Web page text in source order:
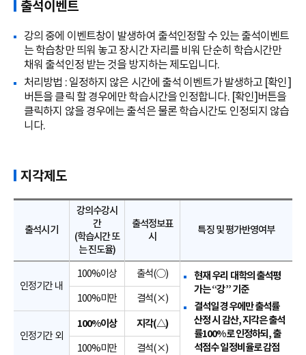
출석이벤트
강의 중에 이벤트창이 발생하여 출석인정할 수 있는 출석이벤트
는 학습창만 띄워 놓고 장시간 자리를 비워 단순히 학습시간만
채워 출석인정 받는 것을 방지하는 제도입니다.
처리방법 : 일정하지 않은 시간에 출석 이벤트가 발생하고 [확인]
버튼을 클릭 할 경우에만 학습시간을 인정합니다. [확인]버튼을
클릭하지 않을 경우에는 출석은 물론 학습시간도 인정되지 않습
니다.
지각제도
출석시기
강의수강시
간
(학습시간 또
는 진도율)
출석정보표
시
특징 및 평가반영여부
인정기간 내
100%이상 출석(○)
현재 우리 대학의 출석평
가는 “강” 기준
결석일 경우에만 출석률
산정 시 감산, 지각은 출석
률100%로 인정하되, 출
석점수 일정비율로 감점
100%미만 결석(×)
인정기간 외
100%이상 지각(△)
100%미만 결석(×)